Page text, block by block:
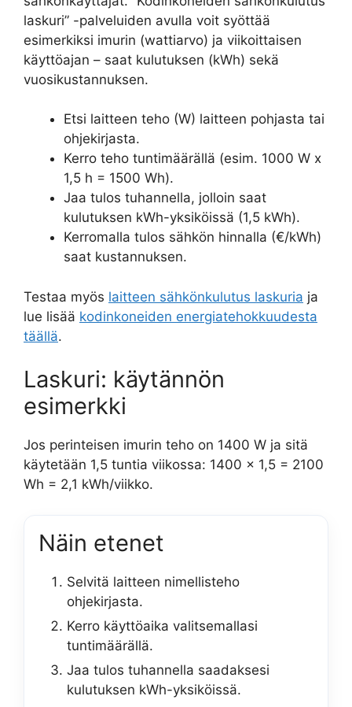
laskuri” -palveluiden avulla voit syöttää
esimerkiksi imurin (wattiarvo) ja viikoittaisen
käyttöajan – saat kulutuksen (kWh) sekä
vuosikustannuksen.
Etsi laitteen teho (W) laitteen pohjasta tai
ohjekirjasta.
Kerro teho tuntimäärällä (esim. 1000 W x
1,5 h = 1500 Wh).
Jaa tulos tuhannella, jolloin saat
kulutuksen kWh-yksiköissä (1,5 kWh).
Kerromalla tulos sähkön hinnalla (€/kWh)
saat kustannuksen.
Testaa myös laitteen sähkönkulutus laskuria ja
lue lisää kodinkoneiden energiatehokkuudesta
täällä.
Laskuri: käytännön
esimerkki
Jos perinteisen imurin teho on 1400 W ja sitä
käytetään 1,5 tuntia viikossa: 1400 x 1,5 = 2100
Wh = 2,1 kWh/viikko.
Näin etenet
Selvitä laitteen nimellisteho
ohjekirjasta.
Kerro käyttöaika valitsemallasi
tuntimäärällä.
Jaa tulos tuhannella saadaksesi
kulutuksen kWh-yksiköissä.